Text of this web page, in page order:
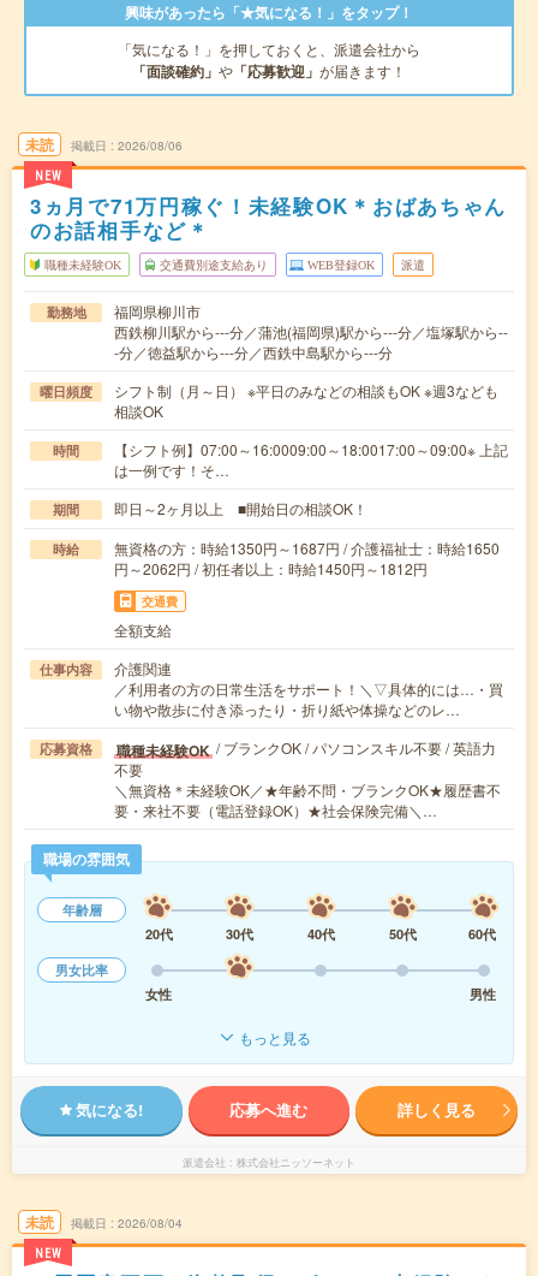
興味があったら「★気になる！」をタップ！
「気になる！」を押しておくと、派遣会社から
「面談確約」 や 「応募歓迎」 が届きます！
未読
NEW
掲載日 2026/08/06
3ヵ月で71万円稼ぐ！未経験OK＊おばあちゃん
のお話相手など＊
職種未経験OK 交通費別途支給あり WEB登録OK 派遣
勤務地
福岡県柳川市
西鉄柳川駅から---分／蒲池(福岡県)駅から---分／塩塚駅から--
-分／徳益駅から---分／西鉄中島駅から---分
曜日頻度
シフト制（月～日） ※平日のみなどの相談もOK ※週3なども
相談OK
時間
【シフト例】07:00～16:0009:00～18:0017:00～09:00※ 上記
は一例です！そ…
期間 即日～2ヶ月以上 ■開始日の相談OK！
時給
無資格の方：時給1350円～1687円 / 介護福祉士：時給1650
円～2062円 / 初任者以上：時給1450円～1812円
交通費
全額支給
仕事内容
介護関連
／利用者の方の日常生活をサポート！＼▽具体的には…・買
い物や散歩に付き添ったり・折り紙や体操などのレ…
応募資格 職種未経験OK / ブランクOK / パソコンスキル不要 / 英語力
不要
＼無資格＊未経験OK／★年齢不問・ブランクOK★履歴書不
要・来社不要（電話登録OK）★社会保険完備＼…
職場の雰囲気
年齢層
20代
30代 40代 50代
60代
男女比率
女性
男性
もっと見る
気になる! 応募へ進む 詳しく見る
派遣会社 株式会社ニッソーネット
未読
NEW
掲載日 2026/08/04